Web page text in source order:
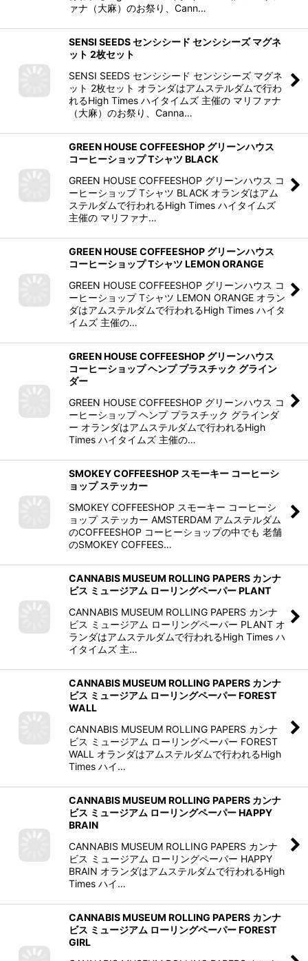
ァナ（大麻）のお祭り、Cann…
SENSI SEEDS センシシード センシシーズ マグネ
ット 2枚セット
SENSI SEEDS センシシード センシシーズ マグネ
ット 2枚セット オランダはアムステルダムで行わ
れるHigh Times ハイタイムズ 主催の マリファナ
（大麻）のお祭り、Canna…
GREEN HOUSE COFFEESHOP グリーンハウス
コーヒーショップ Tシャツ BLACK
GREEN HOUSE COFFEESHOP グリーンハウス コ
ーヒーショップ Tシャツ BLACK オランダはアム
ステルダムで行われるHigh Times ハイタイムズ
主催の マリファナ…
GREEN HOUSE COFFEESHOP グリーンハウス
コーヒーショップ Tシャツ LEMON ORANGE
GREEN HOUSE COFFEESHOP グリーンハウス コ
ーヒーショップ Tシャツ LEMON ORANGE オラン
ダはアムステルダムで行われるHigh Times ハイタ
イムズ 主催の…
GREEN HOUSE COFFEESHOP グリーンハウス
コーヒーショップ ヘンプ プラスチック グライン
ダー
GREEN HOUSE COFFEESHOP グリーンハウス コ
ーヒーショップ ヘンプ プラスチック グラインダ
ー オランダはアムステルダムで行われるHigh
Times ハイタイムズ 主催の…
SMOKEY COFFEESHOP スモーキー コーヒーシ
ョップ ステッカー
SMOKEY COFFEESHOP スモーキー コーヒーシ
ョップ ステッカー AMSTERDAM アムステルダム
のCOFFEESHOP コーヒーショップの中でも 老舗
のSMOKEY COFFEES…
CANNABIS MUSEUM ROLLING PAPERS カンナ
ビス ミュージアム ローリングペーパー PLANT
CANNABIS MUSEUM ROLLING PAPERS カンナ
ビス ミュージアム ローリングペーパー PLANT オ
ランダはアムステルダムで行われるHigh Times ハ
イタイムズ 主…
CANNABIS MUSEUM ROLLING PAPERS カンナ
ビス ミュージアム ローリングペーパー FOREST
WALL
CANNABIS MUSEUM ROLLING PAPERS カンナ
ビス ミュージアム ローリングペーパー FOREST
WALL オランダはアムステルダムで行われるHigh
Times ハイ…
CANNABIS MUSEUM ROLLING PAPERS カンナ
ビス ミュージアム ローリングペーパー HAPPY
BRAIN
CANNABIS MUSEUM ROLLING PAPERS カンナ
ビス ミュージアム ローリングペーパー HAPPY
BRAIN オランダはアムステルダムで行われるHigh
Times ハイ…
CANNABIS MUSEUM ROLLING PAPERS カンナ
ビス ミュージアム ローリングペーパー FOREST
GIRL